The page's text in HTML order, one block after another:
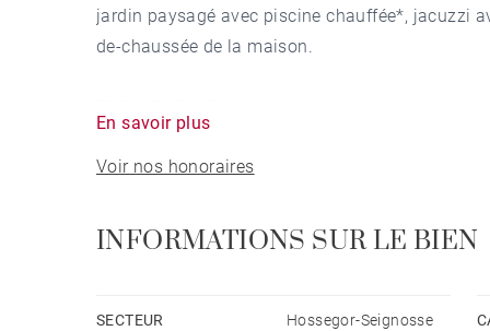
jardin paysagé avec piscine chauffée*, jacuzzi
de-chaussée de la maison.
Le séjour de la villa offre de beaux volumes et
avec accès à la terrasse et le coin plancha. Une
En savoir plus
Voir nos honoraires
INFORMATIONS SUR LE BIEN
SECTEUR Hossegor-Seignosse